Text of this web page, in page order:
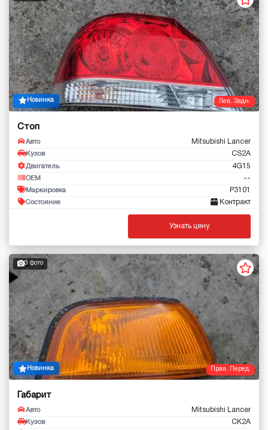
Лев. Задн.
Новинка
Стоп
Авто Mitsubishi Lancer
Кузов CS2A
Двигатель 4G15
OEM --
Маркировка P3101
Состояние Контракт
Узнать цену
Прав. Перед.
3 фото
Новинка
Габарит
Авто Mitsubishi Lancer
Кузов CK2A